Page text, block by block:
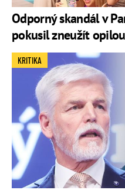
Odporný skandál v
pokusil zneužít
KRITIKA